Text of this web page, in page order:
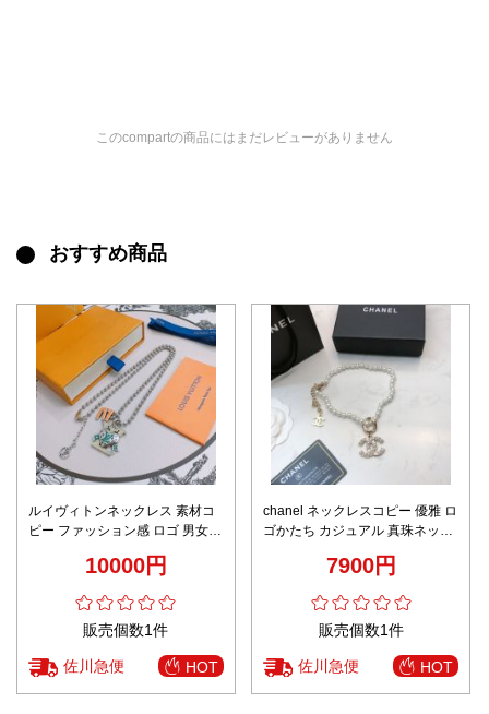
このcompartの商品にはまだレビューがありません
おすすめ商品
ルイヴィトンネックレス 素材コ
ピー ファッション感 ロゴ 男女兼
10000円
販売個数1件
佐川急便 HOT
chanel ネックレスコピー 優雅 ロ
ゴかたち カジュアル 真珠ネック
7900円
販売個数1件
佐川急便 HOT